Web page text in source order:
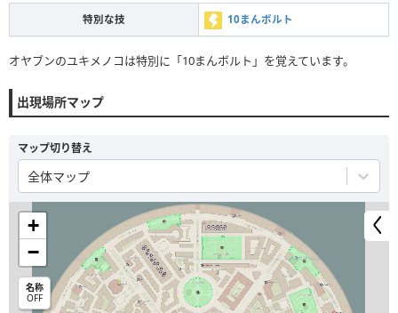
特別な技 10まんボルト
オヤブンのユキメノコは特別に「10まんボルト」を覚えています。
出現場所マップ
マップ切り替え
全体マップ
+
−
名称
OFF